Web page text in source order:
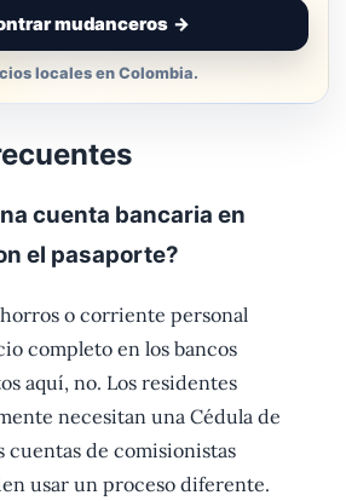
mudanceros →
locales en Colombia.
cuenta bancaria en
el pasaporte?
o corriente personal
completo en los bancos
aquí, no. Los residentes
necesitan una Cédula de
cuentas de comisionistas
usar un proceso diferente.